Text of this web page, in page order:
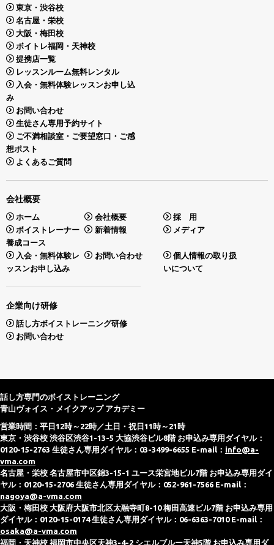
東京・渋谷校
名古屋・栄校
大阪・梅田校
ボイトレ福岡・天神校
提携店一覧
レッスンルーム無料レンタル
入会・無料体験レッスンお申し込
み
お問い合わせ
生徒さん専用予約サイト
ご不満相談室・ご要望窓口・ご感
想ポスト
よくあるご質問
会社概要
ホーム 会社概要
採 用
ボイストレーナー
養成コース
新着情報 メディア
入会・無料体験レ
ッスンお申し込み
お問い合わせ
個人情報の取り扱
いについて
企業向け研修
話し方ボイストレーニング研修
お問い合わせ
話し方専門のボイストレーニング
青山ヴォイス・メイクアップ アカデミー
営業時間：平日12時～22時／土日・祝日11時～21時
東京・渋谷校 渋谷区渋谷1-13-5 大協渋谷ビル8階 お申込み専用ダイヤル：
0120-15-2763 生徒さん専用ダイヤル：03-3499-6655 E-mail： info@a-
vma.com
名古屋・栄校 名古屋市中区錦3-15-1 ユース栄宮地ビル7階 お申込み専用ダイ
ヤル：0120-15-2706 生徒さん専用ダイヤル：052-961-7566 E-mail：
nagoya@a-vma.com
大阪・梅田校 大阪府大阪市北区太融寺町8-10 梅田高速ビル7階 お申込み専用
ダイヤル：0120-15-0174 生徒さん専用ダイヤル：06-6363-7010 E-mail：
osaka@a-vma.com
福岡・天神校 福岡市中央区天神3-4-2 シエルブルー天神5階 お申込み専用ダ